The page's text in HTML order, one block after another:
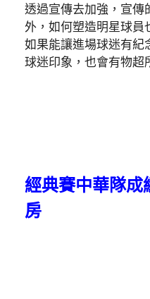
透過宣傳去加強，宣傳
外，如何塑造明星球員
如果能讓進場球迷有紀
球迷印象，也會有物超
經典賽中華隊成
房